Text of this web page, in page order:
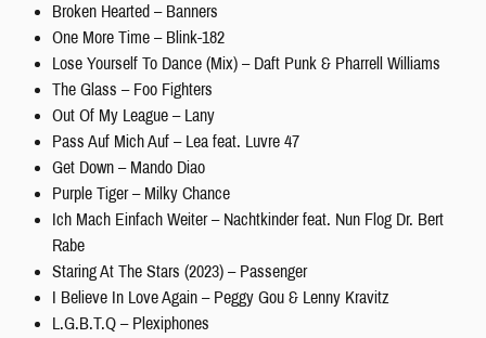
Broken Hearted – Banners
One More Time – Blink-182
Lose Yourself To Dance (Mix) – Daft Punk & Pharrell Williams
The Glass – Foo Fighters
Out Of My League – Lany
Pass Auf Mich Auf – Lea feat. Luvre 47
Get Down – Mando Diao
Purple Tiger – Milky Chance
Ich Mach Einfach Weiter – Nachtkinder feat. Nun Flog Dr. Bert
Rabe
Staring At The Stars (2023) – Passenger
I Believe In Love Again – Peggy Gou & Lenny Kravitz
L.G.B.T.Q – Plexiphones